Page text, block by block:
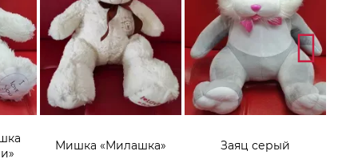
Мишка «Милашка» Заяц серый